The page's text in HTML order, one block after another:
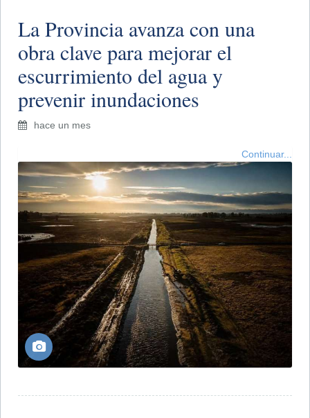
La Provincia avanza con una
obra clave para mejorar el
escurrimiento del agua y
prevenir inundaciones
hace un mes
Continuar...